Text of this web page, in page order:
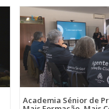
Academia Sénior de